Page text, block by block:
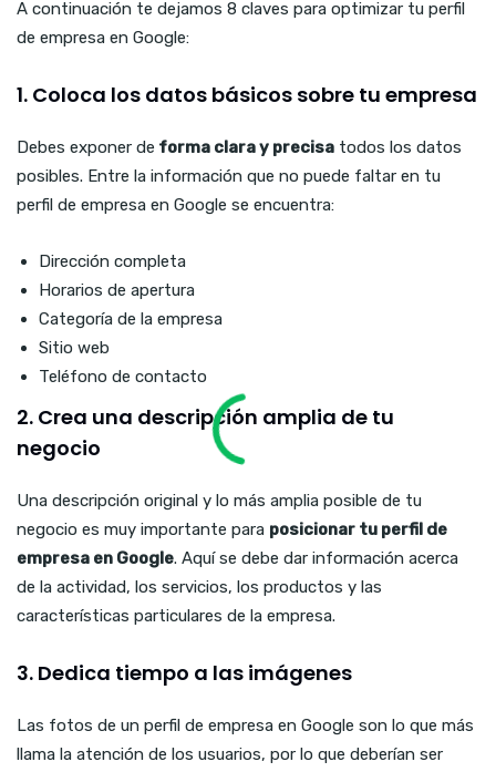
A continuación te dejamos 8 claves para optimizar tu perfil
de empresa en Google:
1. Coloca los datos básicos sobre tu empresa
Debes exponer de forma clara y precisa todos los datos
posibles. Entre la información que no puede faltar en tu
perfil de empresa en Google se encuentra:
Dirección completa
Horarios de apertura
Categoría de la empresa
Sitio web
Teléfono de contacto
2. Crea una descripción amplia de tu
negocio
Una descripción original y lo más amplia posible de tu
negocio es muy importante para posicionar tu perfil de
empresa en Google. Aquí se debe dar información acerca
de la actividad, los servicios, los productos y las
características particulares de la empresa.
3. Dedica tiempo a las imágenes
Las fotos de un perfil de empresa en Google son lo que más
llama la atención de los usuarios, por lo que deberían ser